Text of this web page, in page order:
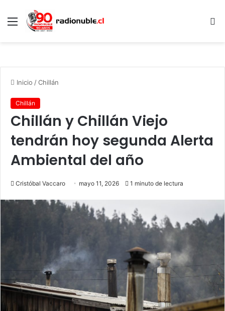
Menú
Inicio /Chillán
Chillán
Chillán y Chillán Viejo
tendrán hoy segunda Alerta
Ambiental del año
Cristóbal Vaccaro mayo 11, 2026 1 minuto de lectura